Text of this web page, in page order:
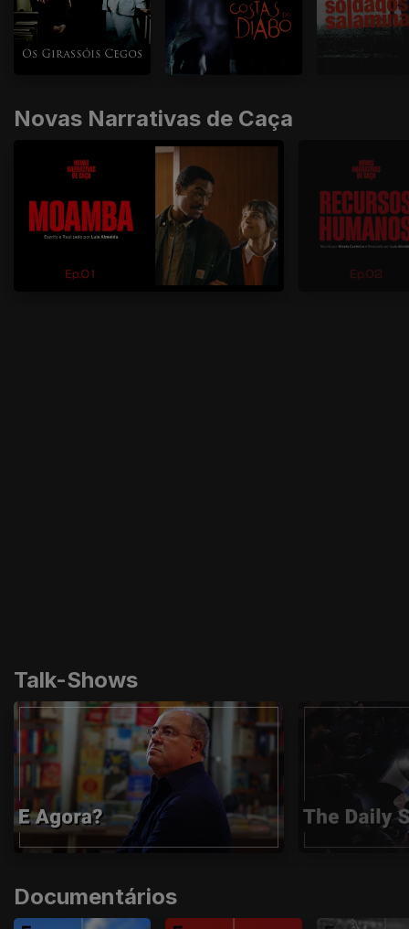
Novas Narrativas de Caça
Talk-Shows
Documentários